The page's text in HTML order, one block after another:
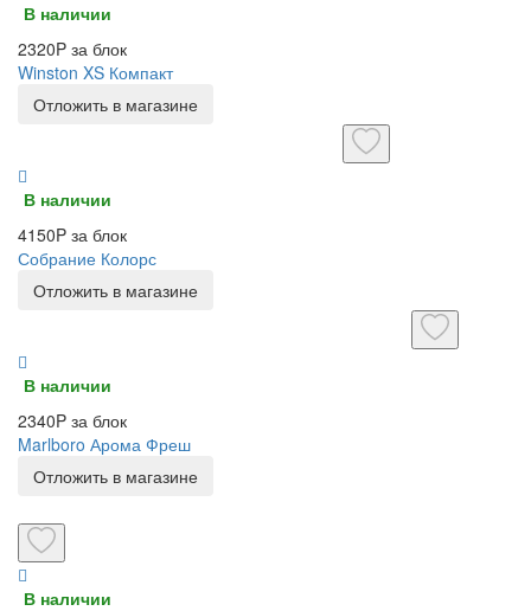
В наличии
2320P за блок
Winston XS Компакт
Отложить в магазине
В наличии
4150P за блок
Собрание Колорс
Отложить в магазине
В наличии
2340P за блок
Marlboro Арома Фреш
Отложить в магазине
В наличии